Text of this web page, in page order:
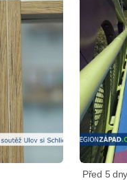
Před 5 dny